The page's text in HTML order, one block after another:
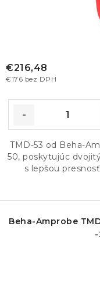
€176 bez DPH
€216,48
TMD-53 od Beha-
50, poskytujúc
s lepšou
Beha-Amprobe